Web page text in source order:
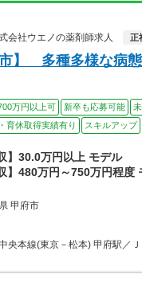
会社ウエノの薬剤師求人
正
市】 多種多様な病
万円以上可 新卒も応募可能
育休取得実績有り
スキルアップ
】30.0万円以上 モデル
】480万円～750万円程度
甲府市
央本線(東京－松本) 甲府駅／